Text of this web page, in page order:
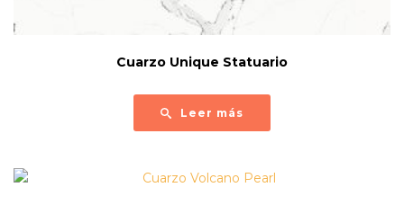
Cuarzo Unique Statuario
Leer más